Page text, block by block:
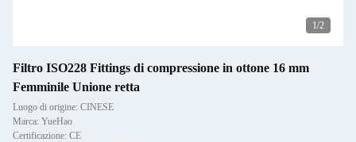
1/2
Filtro ISO228 Fittings di compressione in ottone 16 mm
Femminile Unione retta
Luogo di origine: CINESE
Marca: YueHao
Certificazione: CE